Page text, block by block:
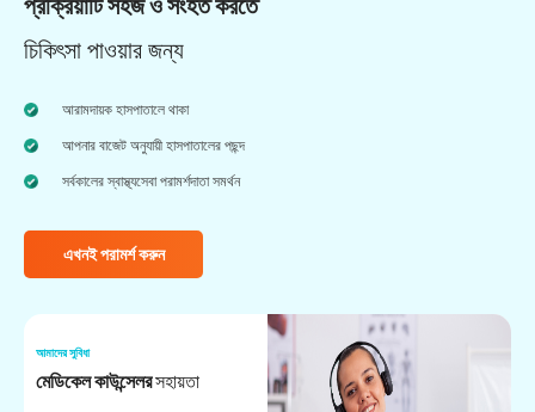
চিকিৎসা পাওয়ার জন্য
আরামদায়ক হাসপাতালে থাকা
আপনার বাজেট অনুযায়ী হাসপাতালের পছন্দ
সর্বকালের স্বাস্থ্যসেবা পরামর্শদাতা সমর্থন
এখনই পরামর্শ করুন
আমাদের সুবিধা
মেডিকেল কাউন্সেলরসহায়তা